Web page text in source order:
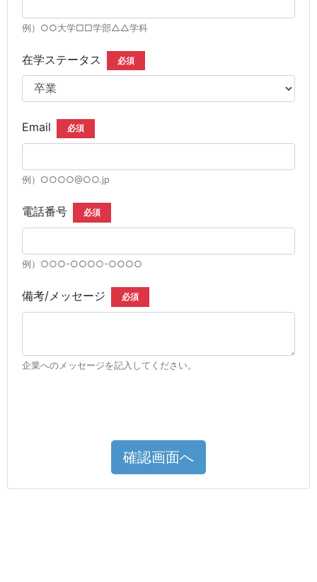
例）○○大学□□学部△△学科
在学ステータス 必須
Email 必須
例）○○○○@○○.jp
電話番号 必須
例）○○○-○○○○-○○○○
備考/メッセージ 必須
企業へのメッセージを記入してください。
確認画面へ